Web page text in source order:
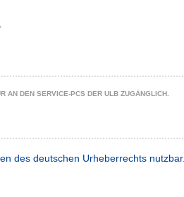
AN DEN SERVICE-PCS DER ULB ZUGÄNGLICH.
des deutschen Urheberrechts nutzbar.